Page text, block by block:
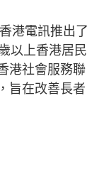
港電訊推出了
以上香港居民
港社會服務聯
旨在改善長者